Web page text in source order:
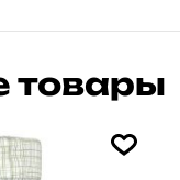
товары